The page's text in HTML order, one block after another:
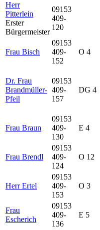
Herr
Pitterlein
Erster
Bürgermeister
09153
409-
120
Frau Bisch
09153
409-
152
O 4
Dr. Frau
Brandmüller-
Pfeil
09153
409-
157
DG 4
Frau Braun
09153
409-
130
E 4
Frau Brendl
09153
409-
124
O 12
Herr Ertel
09153
409-
153
O 3
Frau
Escherich
09153
409-
136
E 5